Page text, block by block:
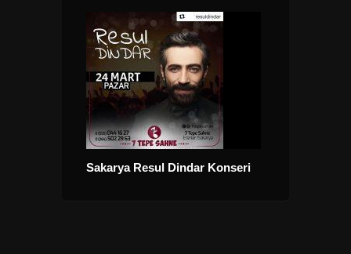
Sakarya Resul Dindar Konseri